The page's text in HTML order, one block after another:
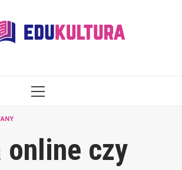
PRIMARY
online czy